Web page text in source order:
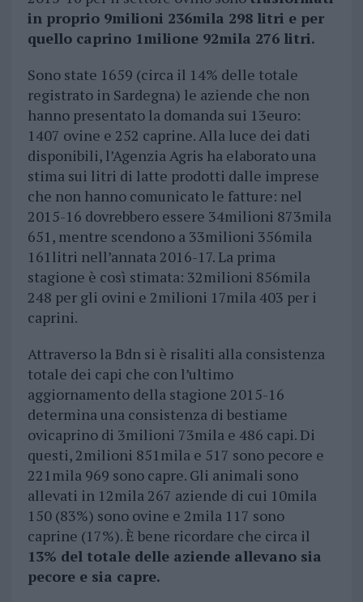
in proprio 9milioni 236mila 298 litri e per
quello caprino 1milione 92mila 276 litri.
Sono state 1659 (circa il 14% delle totale
registrato in Sardegna) le aziende che non
hanno presentato la domanda sui 13euro:
1407 ovine e 252 caprine. Alla luce dei dati
disponibili, l’Agenzia Agris ha elaborato una
stima sui litri di latte prodotti dalle imprese
che non hanno comunicato le fatture: nel
2015-16 dovrebbero essere 34milioni 873mila
651, mentre scendono a 33milioni 356mila
161litri nell’annata 2016-17. La prima
stagione è così stimata: 32milioni 856mila
248 per gli ovini e 2milioni 17mila 403 per i
caprini.
Attraverso la Bdn si è risaliti alla consistenza
totale dei capi che con l’ultimo
aggiornamento della stagione 2015-16
determina una consistenza di bestiame
ovicaprino di 3milioni 73mila e 486 capi. Di
questi, 2milioni 851mila e 517 sono pecore e
221mila 969 sono capre. Gli animali sono
allevati in 12mila 267 aziende di cui 10mila
150 (83%) sono ovine e 2mila 117 sono
caprine (17%). È bene ricordare che circa il
13% del totale delle aziende allevano sia
pecore e sia capre.